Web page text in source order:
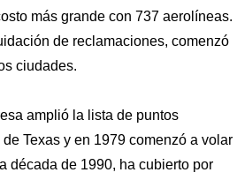
más grande con 737 aerolíneas.
de reclamaciones, comenzó
ciudades.
amplió la lista de puntos
Texas y en 1979 comenzó a volar
década de 1990, ha cubierto por